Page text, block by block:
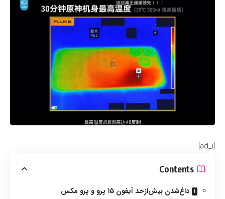
[ad_1]
Contents
داغ‌شدن بیش‌ازحد آیفون ۱۵ پرو و پرو مکس